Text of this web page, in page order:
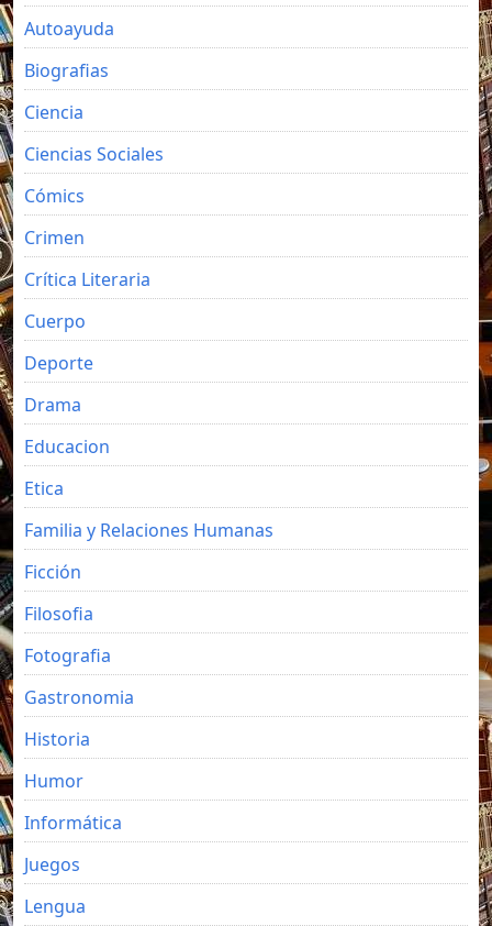
Autoayuda
Biografias
Ciencia
Ciencias Sociales
Cómics
Crimen
Crítica Literaria
Cuerpo
Deporte
Drama
Educacion
Etica
Familia y Relaciones Humanas
Ficción
Filosofia
Fotografia
Gastronomia
Historia
Humor
Informática
Juegos
Lengua